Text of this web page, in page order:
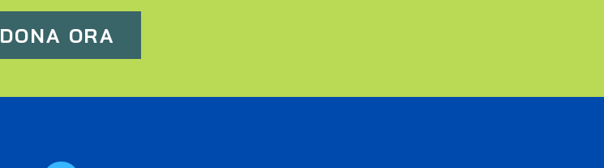
DONA ORA